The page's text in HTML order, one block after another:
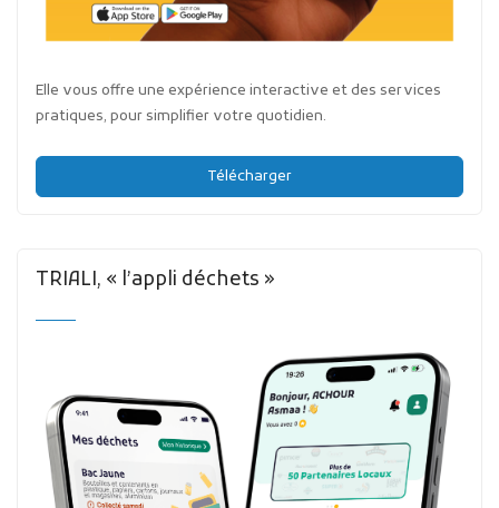
Elle vous offre une expérience interactive et des services
pratiques, pour simplifier votre quotidien.
Télécharger
TRIALI, « l’appli déchets »